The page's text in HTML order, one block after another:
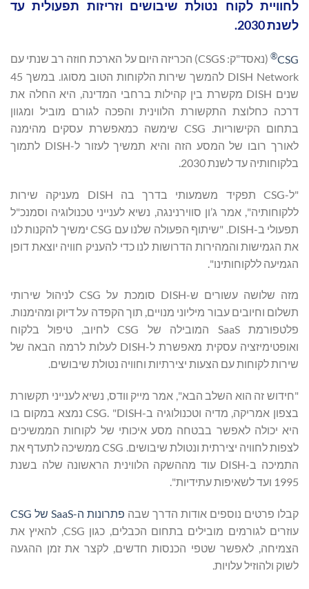
לחוויית לקוח נטולת שיבושים וזריזות תפעולית עד
לשנת 2030.
®
(נאסד"ק: CSGS) הכריזה היום על הארכת חוזה רב שנתי עם
DISH Network להמשך שירות הלקוחות הטוב מסוגו. במשך 45
שנים DISH מקשרת בין קהילות ברחבי המדינה, היא החלה את
דרכה כחלוצת התקשורת הלווינית והפכה לגורם מוביל ומגוון
בתחום הקישוריות. CSG שימשה כמאפשרת עסקים מהימנה
לאורך רובו של המסע הזה והיא תמשיך לעזור ל-DISH לתמוך
בלקוחותיה עד לשנת 2030.
"ל-CSG תפקיד משמעותי בדרך בה DISH מעניקה שירות
ללקוחותיה", אמר ג’ון סווירנינגה, נשיא לענייני טכנולוגיה וסמנכ"ל
תפעולי ב-DISH. "שיתוף הפעולה שלנו עם CSG ימשיך להקנות לנו
את הגמישות והמהירות הדרושות לנו כדי להעניק חוויה יוצאת דופן
הגמיעה ללקוחותינו".
מזה שלושה עשורים ש-DISH סומכת על CSG לניהול שירותי
תשלום וחיובים עבור מיליוני מנויים, תוך הקפדה על דיוק ומהימנות.
פלטפורמת SaaS המובילה של CSG לחיוב, טיפול בלקוח
ואופטימיזציה עסקית מאפשרת ל-DISH לעלות לרמה הבאה של
שירות לקוחות עם הצעות יצירתיות וחוויה נטולת שיבושים.
"חידוש זה הוא השלב הבא", אמר מייק וודס, נשיא לענייני תקשורת
בצפון אמריקה, מדיה וטכנולוגיה ב-CSG. "DISH נמצא במקום בו
היא יכולה לאפשר בבטחה מסע איכותי של לקוחות הממשיכים
לצפות לחוויה יצירתית ונטולת שיבושים. CSG ממשיכה לתעדף את
התמיכה ב-DISH עוד מההשקה הלווינית הראשונה שלה בשנת
1995 ועד לשאיפות עתידיות".
קבלו פרטים נוספים אודות הדרך שבה פתרונות ה-SaaS של CSG
עוזרים לגורמים מובילים בתחום הכבלים, כגון CSG, להאיץ את
הצמיחה, לאפשר שטפי הכנסות חדשים, לקצר את זמן ההגעה
לשוק ולהוזיל עלויות.